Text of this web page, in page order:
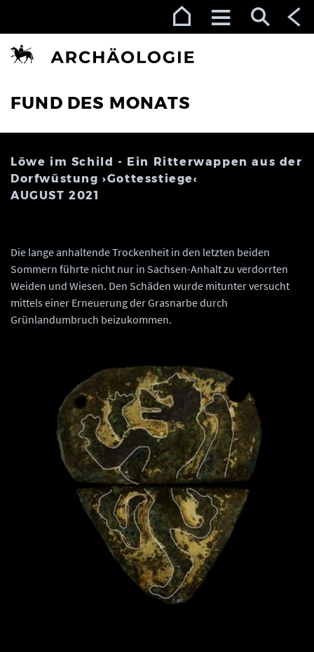
FUND DES MONATS
Löwe im Schild - Ein Ritterwappen aus der
Dorfwüstung ›Gottesstiege‹
AUGUST 2021
Die lange anhaltende Trockenheit in den letzten beiden
Sommern führte nicht nur in Sachsen-Anhalt zu verdorrten
Weiden und Wiesen. Den Schäden wurde mitunter versucht
mittels einer Erneuerung der Grasnarbe durch
Grünlandumbruch beizukommen.